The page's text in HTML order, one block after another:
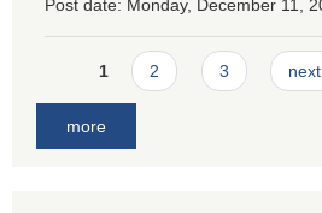
Post date: Monday, December 11,
Pages
1 2 3 next
more